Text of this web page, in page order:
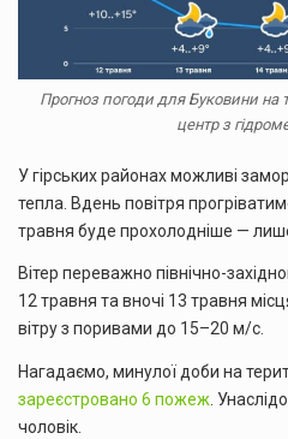
Прогноз погоди для Буковини на
центр з
У гірських районах можливі
тепла. Вдень повітря
травня буде прохолодніше —
Вітер переважно північно-
12 травня та вночі 13 травня
вітру з поривами до 15–20 м/с.
Нагадаємо, минулої доби на
зареєстровано 6 пожеж .
чоловік.